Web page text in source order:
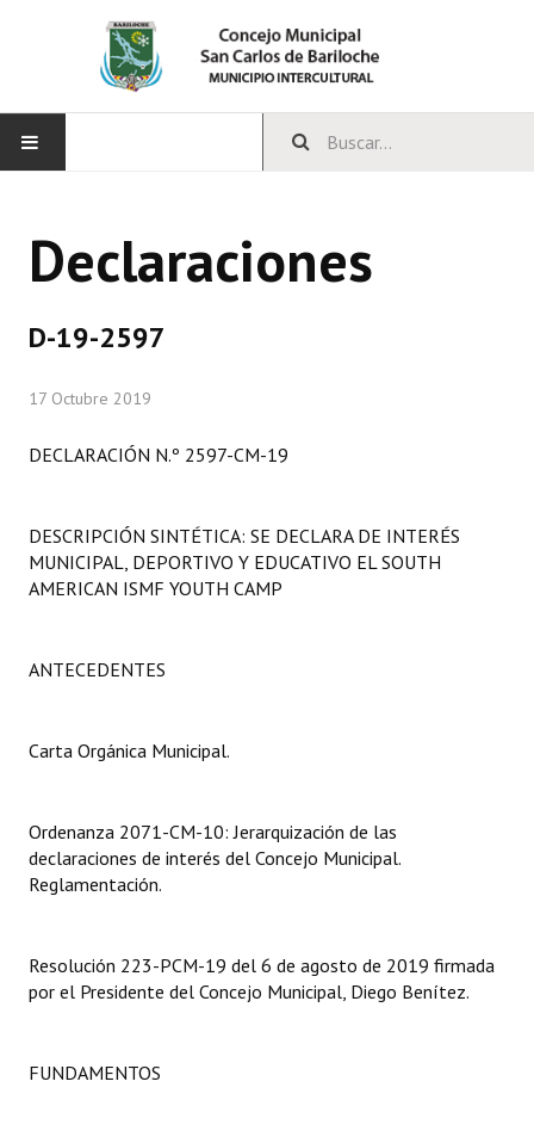
CONCEJO
Comisiones Especiales
Programas
Constitución Nacional
Carta Orgánica 2007
Digesto
DOCUMENTOS
Proyectos Presentados
Declaraciones
D-19-2597
17 Octubre 2019
DECLARACIÓN N.º 2597-CM-19
DESCRIPCIÓN SINTÉTICA: SE DECLARA DE INTERÉS
MUNICIPAL, DEPORTIVO Y EDUCATIVO EL SOUTH
AMERICAN ISMF YOUTH CAMP
ANTECEDENTES
Carta Orgánica Municipal.
Ordenanza 2071-CM-10: Jerarquización de las
declaraciones de interés del Concejo Municipal.
Reglamentación.
Resolución 223-PCM-19 del 6 de agosto de 2019 firmada
por el Presidente del Concejo Municipal, Diego Benítez.
FUNDAMENTOS